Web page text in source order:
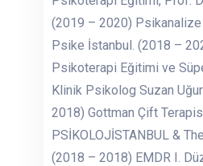
(2019 – 2020) Psikanalize
Psike İstanbul. (2018 –
Psikoterapi Eğitimi ve
Klinik Psikolog Suzan
2018) Gottman Çift
PSİKOLOJİSTANBUL &
(2018 – 2018) EMDR I.